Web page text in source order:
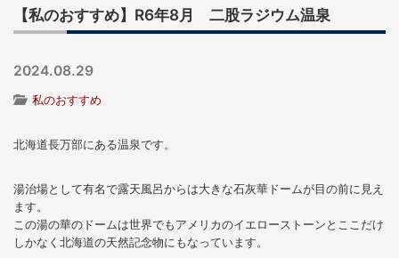
【私のおすすめ】R6年8月 二股ラジウム温泉
2024.08.29
私のおすすめ
北海道長万部にある温泉です。
湯治場として有名で露天風呂からは大きな石灰華ドームが目の前に見え
ます。
この湯の華のドームは世界でもアメリカのイエローストーンとここだけ
しかなく北海道の天然記念物にもなっています。